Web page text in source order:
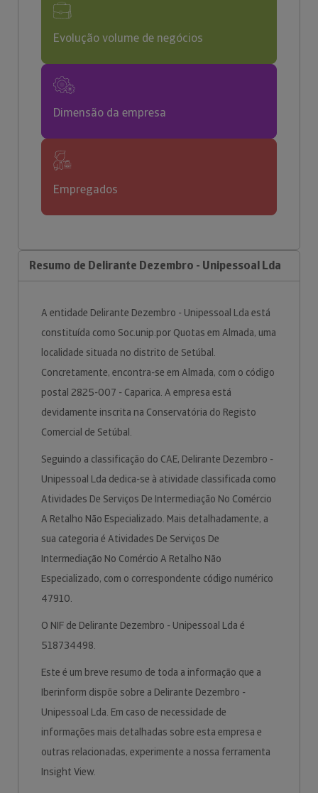
Evolução volume de negócios
Dimensão da empresa
Empregados
Resumo de Delirante Dezembro - Unipessoal Lda
A entidade Delirante Dezembro - Unipessoal Lda está
constituída como Soc.unip.por Quotas em Almada, uma
localidade situada no distrito de Setúbal.
Concretamente, encontra-se em Almada, com o código
postal 2825-007 - Caparica. A empresa está
devidamente inscrita na Conservatória do Registo
Comercial de Setúbal.
Seguindo a classificação do CAE, Delirante Dezembro -
Unipessoal Lda dedica-se à atividade classificada como
Atividades De Serviços De Intermediação No Comércio
A Retalho Não Especializado. Mais detalhadamente, a
sua categoria é Atividades De Serviços De
Intermediação No Comércio A Retalho Não
Especializado, com o correspondente código numérico
47910.
O NIF de Delirante Dezembro - Unipessoal Lda é
518734498.
Este é um breve resumo de toda a informação que a
Iberinform dispõe sobre a Delirante Dezembro -
Unipessoal Lda. Em caso de necessidade de
informações mais detalhadas sobre esta empresa e
outras relacionadas, experimente a nossa ferramenta
Insight View.